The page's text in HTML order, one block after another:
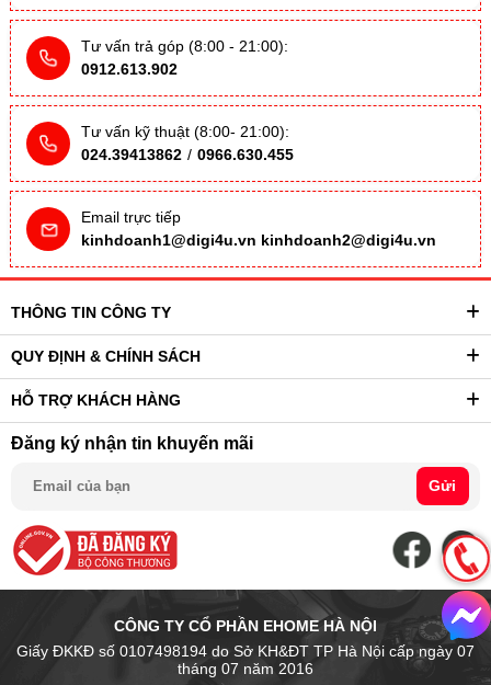
Tư vấn trả góp (8:00 - 21:00):
0912.613.902
Tư vấn kỹ thuật (8:00- 21:00):
024.39413862 / 0966.630.455
Email trực tiếp
kinhdoanh1@digi4u.vn kinhdoanh2@digi4u.vn
THÔNG TIN CÔNG TY
QUY ĐỊNH & CHÍNH SÁCH
HỖ TRỢ KHÁCH HÀNG
Đăng ký nhận tin khuyến mãi
Gửi
CÔNG TY CỔ PHẦN EHOME HÀ NỘI
Giấy ĐKKĐ số 0107498194 do Sở KH&ĐT TP Hà Nội cấp ngày 07
tháng 07 năm 2016